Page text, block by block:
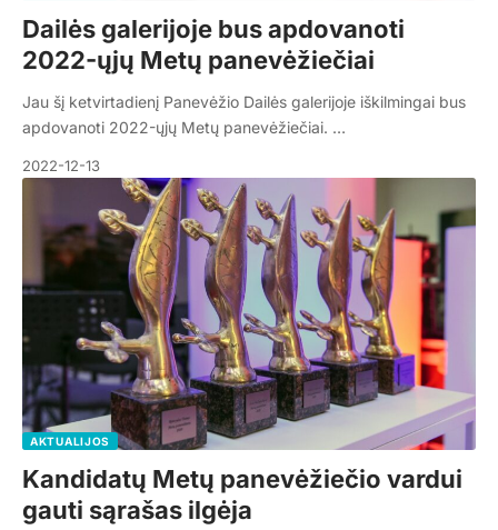
Dailės galerijoje bus apdovanoti
2022-ųjų Metų panevėžiečiai
Jau šį ketvirtadienį Panevėžio Dailės galerijoje iškilmingai bus
apdovanoti 2022-ųjų Metų panevėžiečiai. …
2022-12-13
AKTUALIJOS
Kandidatų Metų panevėžiečio vardui
gauti sąrašas ilgėja